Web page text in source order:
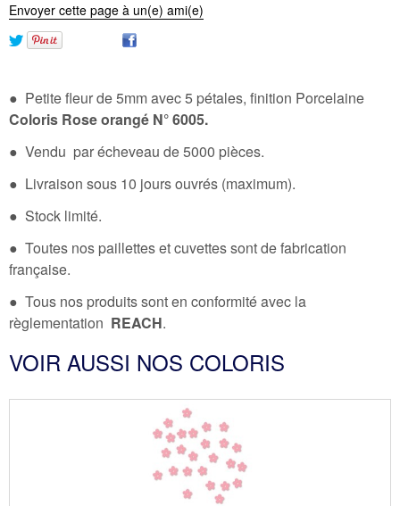
Envoyer cette page à un(e) ami(e)
● Petite fleur de 5mm avec 5 pétales, finition Porcelaine
Coloris Rose orangé N° 6005.
● Vendu par écheveau de 5000 pièces.
● Livraison sous 10 jours ouvrés (maximum).
● Stock limité.
● Toutes nos paillettes et cuvettes sont de fabrication
française.
● Tous nos produits sont en conformité avec la
règlementation REACH.
VOIR AUSSI NOS COLORIS